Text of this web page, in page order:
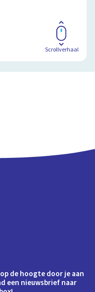
Scrollverhaal
de hoogte door je aan
een nieuwsbrief naar